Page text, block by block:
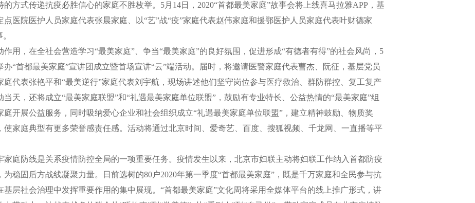
方式传递抗疫必胜信心的家庭不胜枚举。5月14日，2020“首都最美家庭”故事会将上线喜马拉雅APP，基
医院医护人员家庭代表张晨家庭、以“艺”战“疫”家庭代表赵伟家庭和援鄂医护人员家庭代表叶财德家
，在全社会营造学习“最美家庭”、争当“最美家庭”的良好氛围，促进形成“有德者有得”的社会风尚，5
办“首都最美家庭”宣讲团成立暨首场宣讲“云”端活动。届时，将邀请医警家庭代表曹杰、阮征，基层党员
代表张艳平和“最美逆行”家庭代表刘宇航，现场讲述他们坚守岗位参与医疗救治、群防群控、复工复产
天，还将成立“最美家庭联盟”和“礼遇最美家庭单位联盟”，鼓励有专业特长、公益热情的“最美家庭”组
开展公益服务，同时吸纳爱心企业和社会组织成立“礼遇最美家庭单位联盟”，建立精神鼓励、物质奖
家庭典型有更多荣誉感责任感。活动将通过北京时间、爱奇艺、百度、搜狐视频、千龙网、一直播等平
防线是关系疫情防控全局的一项重要任务。疫情发生以来，北京市妇联主动将妇联工作纳入首都防疫
稳固后方战线凝聚力量。日前选树的80户2020年第一季度“首都最美家庭”，既是千万家庭和全民参与抗
层社会治理中发挥重要作用的集中展现。“首都最美家庭”文化周将采用全媒体平台的线上推广形式，讲